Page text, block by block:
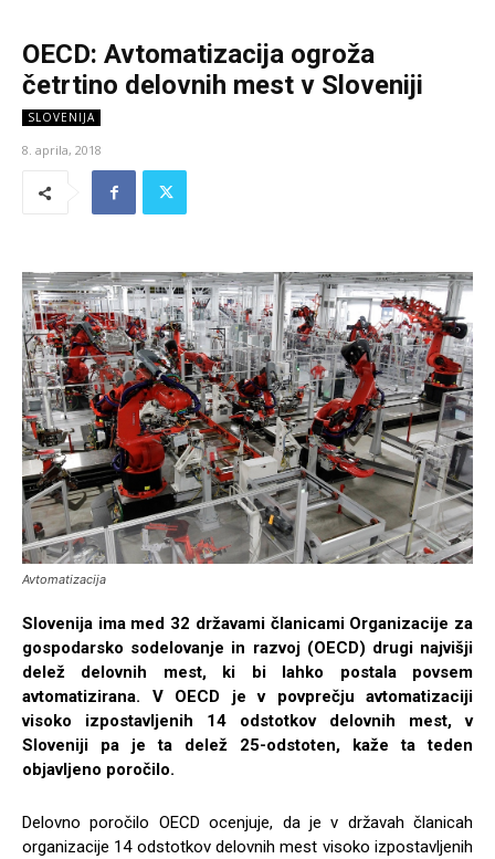
OECD: Avtomatizacija ogroža
četrtino delovnih mest v Sloveniji
SLOVENIJA
8. aprila, 2018
Avtomatizacija
Slovenija ima med 32 državami članicami Organizacije za
gospodarsko sodelovanje in razvoj (OECD) drugi najvišji
delež delovnih mest, ki bi lahko postala povsem
avtomatizirana. V OECD je v povprečju avtomatizaciji
visoko izpostavljenih 14 odstotkov delovnih mest, v
Sloveniji pa je ta delež 25-odstoten, kaže ta teden
objavljeno poročilo.
Delovno poročilo OECD ocenjuje, da je v državah članicah
organizacije 14 odstotkov delovnih mest visoko izpostavljenih